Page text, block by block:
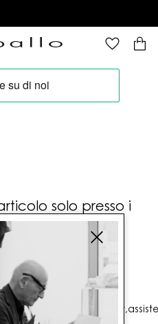
solo presso i
Civitavecchia (RM)